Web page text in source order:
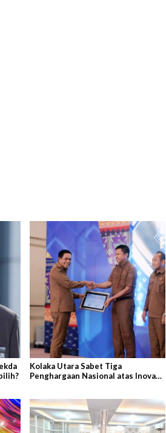
Kolaka Utara Sabet Tiga
Penghargaan Nasional atas Inovasi